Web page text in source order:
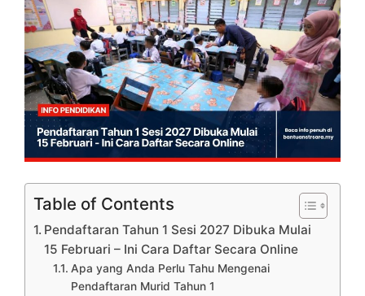
Table of Contents
Pendaftaran Tahun 1 Sesi 2027 Dibuka Mulai
15 Februari – Ini Cara Daftar Secara Online
Apa yang Anda Perlu Tahu Mengenai
Pendaftaran Murid Tahun 1